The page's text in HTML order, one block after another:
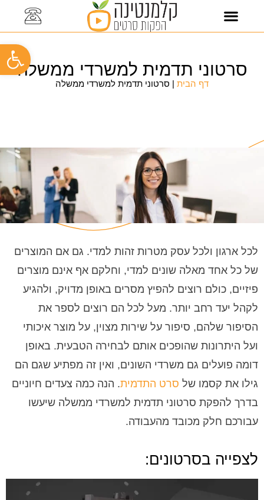
סרטוני תדמית למשרדי ממשלה
דף הבית | סרטוני תדמית למשרדי ממשלה
לכל ארגון ולכל עסק מטרות זהות למדי. גם אם המוצרים
של כל אחד מאלה שונים למדי, וחלקם אף אינם מוצרים
פיזיים, כולם רוצים להפיץ מסרים באופן מדויק, ולהגיע
לקהל יעד רחב יותר. מעל לכל הם רוצים לספר את
הסיפור שלהם, סיפור על שירות מצוין, על מוצר איכותי
ועל היתרונות שהופכים אותם לבחירה הטבעית. באופן
דומה פועלים גם משרדי השונים, ואין זה מפתיע שגם הם
גילו את קסמו של סרט התדמית. הנה כמה צעדים חיוניים
בדרך להפקת סרטוני תדמית למשרדי ממשלה שיעשו
עבורכם חלק מכובד מהעבודה.
לצפייה בסרטונים: